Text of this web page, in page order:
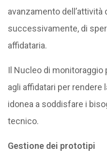
avanzamento dell’attività
successivamente, di
affidataria.
Il Nucleo di
agli affidatari per rendere
idonea a soddisfare i
tecnico.
Gestione dei prototipi